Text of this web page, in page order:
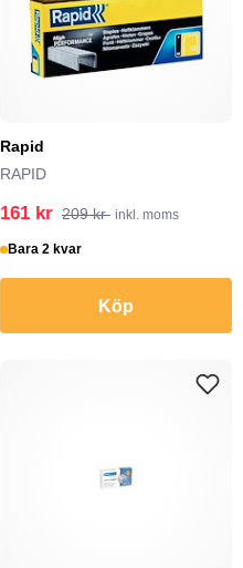
Rapid
RAPID
161 kr 209 kr inkl. moms
Bara 2 kvar
Köp